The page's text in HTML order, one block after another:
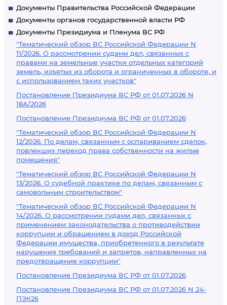
Документы Правительства Российской Федерации
Документы органов государственной власти РФ
Документы Президиума и Пленума ВС РФ
"Тематический обзор ВС Российской Федерации N
11/2026. О рассмотрении судами дел, связанных с
правами на земельные участки отдельных категорий
земель, изъятых из оборота и ограниченных в обороте, и
с использованием таких участков"
Постановление Президиума ВС РФ от 01.07.2026 N
18А/2026
Постановление Президиума ВС РФ от 01.07.2026
"Тематический обзор ВС Российской Федерации N
12/2026. По делам, связанным с оспариванием сделок,
повлекших переход права собственности на жилые
помещения"
"Тематический обзор ВС Российской Федерации N
13/2026. О судебной практике по делам, связанным с
самовольным строительством"
"Тематический обзор ВС Российской Федерации N
14/2026. О рассмотрении судами дел, связанных с
применением законодательства о противодействии
коррупции и обращением в доход Российской
Федерации имущества, приобретенного в результате
нарушения требований и запретов, направленных на
предотвращение коррупции"
Постановление Президиума ВС РФ от 01.07.2026
Постановление Президиума ВС РФ от 01.07.2026 N 24-
ПЭК26